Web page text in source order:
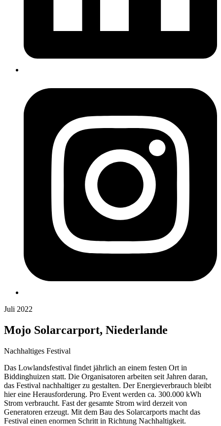
Juli 2022
Mojo Solarcarport, Niederlande
Nachhaltiges Festival
Das Lowlandsfestival findet jährlich an einem festen Ort in
Biddinghuizen statt. Die Organisatoren arbeiten seit Jahren daran,
das Festival nachhaltiger zu gestalten. Der Energieverbrauch bleibt
hier eine Herausforderung. Pro Event werden ca. 300.000 kWh
Strom verbraucht. Fast der gesamte Strom wird derzeit von
Generatoren erzeugt. Mit dem Bau des Solarcarports macht das
Festival einen enormen Schritt in Richtung Nachhaltigkeit.